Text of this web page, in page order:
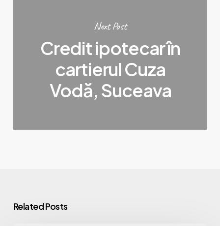
Next Post
Credit ipotecar în
cartierul Cuza
Vodă, Suceava
Related Posts